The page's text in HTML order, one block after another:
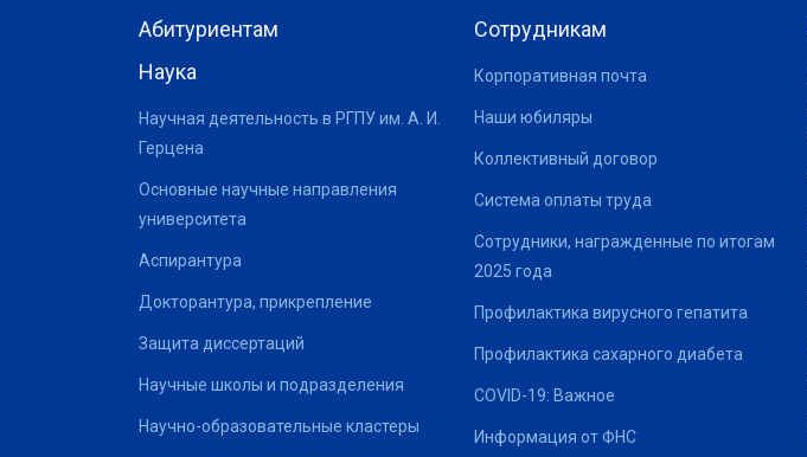
Абитуриентам
Наука
Научная деятельность в РГПУ им. А. И.
Герцена
Основные научные направления
университета
Аспирантура
Докторантура, прикрепление
Защита диссертаций
Научные школы и подразделения
Научно-образовательные кластеры
Сотрудникам
Корпоративная почта
Наши юбиляры
Коллективный договор
Система оплаты труда
Сотрудники, награжденные по итогам
2025 года
Профилактика вирусного гепатита
Профилактика сахарного диабета
COVID-19: Важное
Информация от ФНС